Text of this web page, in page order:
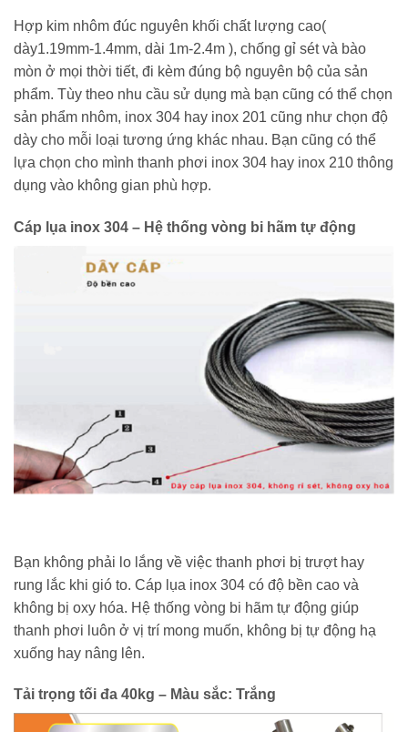
Hợp kim nhôm đúc nguyên khối chất lượng cao(
dày1.19mm-1.4mm, dài 1m-2.4m ), chống gỉ sét và bào
mòn ở mọi thời tiết, đi kèm đúng bộ nguyên bộ của sản
phẩm. Tùy theo nhu cầu sử dụng mà bạn cũng có thể chọn
sản phẩm nhôm, inox 304 hay inox 201 cũng như chọn độ
dày cho mỗi loại tương ứng khác nhau. Bạn cũng có thể
lựa chọn cho mình thanh phơi inox 304 hay inox 210 thông
dụng vào không gian phù hợp.
Cáp lụa inox 304 – Hệ thống vòng bi hãm tự động
Bạn không phải lo lắng về việc thanh phơi bị trượt hay
rung lắc khi gió to. Cáp lụa inox 304 có độ bền cao và
không bị oxy hóa. Hệ thống vòng bi hãm tự động giúp
thanh phơi luôn ở vị trí mong muốn, không bị tự động hạ
xuống hay nâng lên.
Tải trọng tối đa 40kg – Màu sắc: Trắng